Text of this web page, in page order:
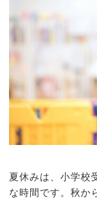
夏休みは、小学校
な時間です。秋か